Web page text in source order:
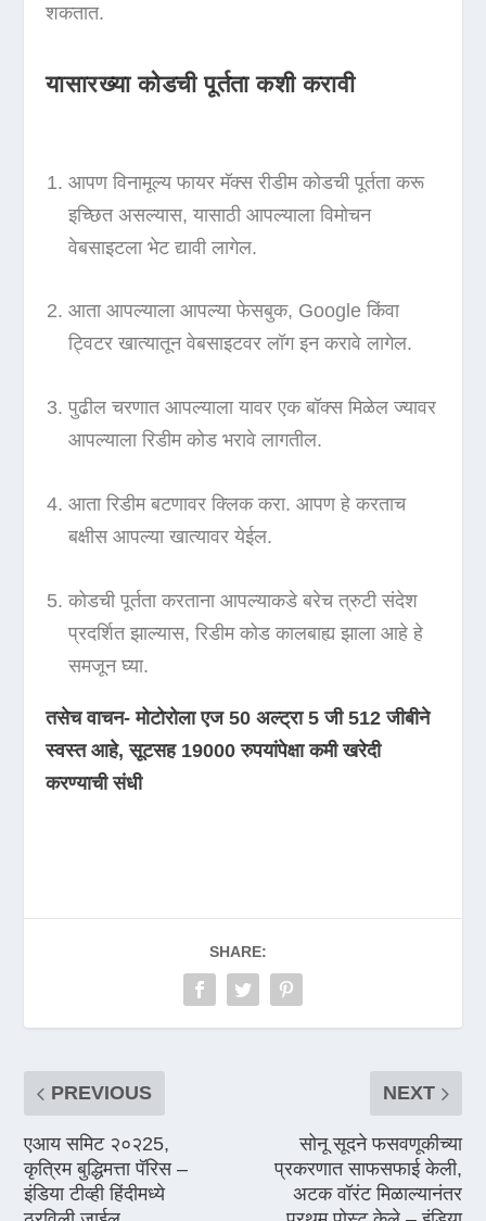
शकतात.
यासारख्या कोडची पूर्तता कशी करावी
आपण विनामूल्य फायर मॅक्स रीडीम कोडची पूर्तता करू
इच्छित असल्यास, यासाठी आपल्याला विमोचन
वेबसाइटला भेट द्यावी लागेल.
आता आपल्याला आपल्या फेसबुक, Google किंवा
ट्विटर खात्यातून वेबसाइटवर लॉग इन करावे लागेल.
पुढील चरणात आपल्याला यावर एक बॉक्स मिळेल ज्यावर
आपल्याला रिडीम कोड भरावे लागतील.
आता रिडीम बटणावर क्लिक करा. आपण हे करताच
बक्षीस आपल्या खात्यावर येईल.
कोडची पूर्तता करताना आपल्याकडे बरेच त्रुटी संदेश
प्रदर्शित झाल्यास, रिडीम कोड कालबाह्य झाला आहे हे
समजून घ्या.
तसेच वाचन- मोटोरोला एज 50 अल्ट्रा 5 जी 512 जीबीने
स्वस्त आहे, सूटसह 19000 रुपयांपेक्षा कमी खरेदी
करण्याची संधी
SHARE:
PREVIOUS
एआय समिट २०२25,
कृत्रिम बुद्धिमत्ता पॅरिस –
इंडिया टीव्ही हिंदीमध्ये
NEXT
सोनू सूदने फसवणूकीच्या
प्रकरणात साफसफाई केली,
अटक वॉरंट मिळाल्यानंतर